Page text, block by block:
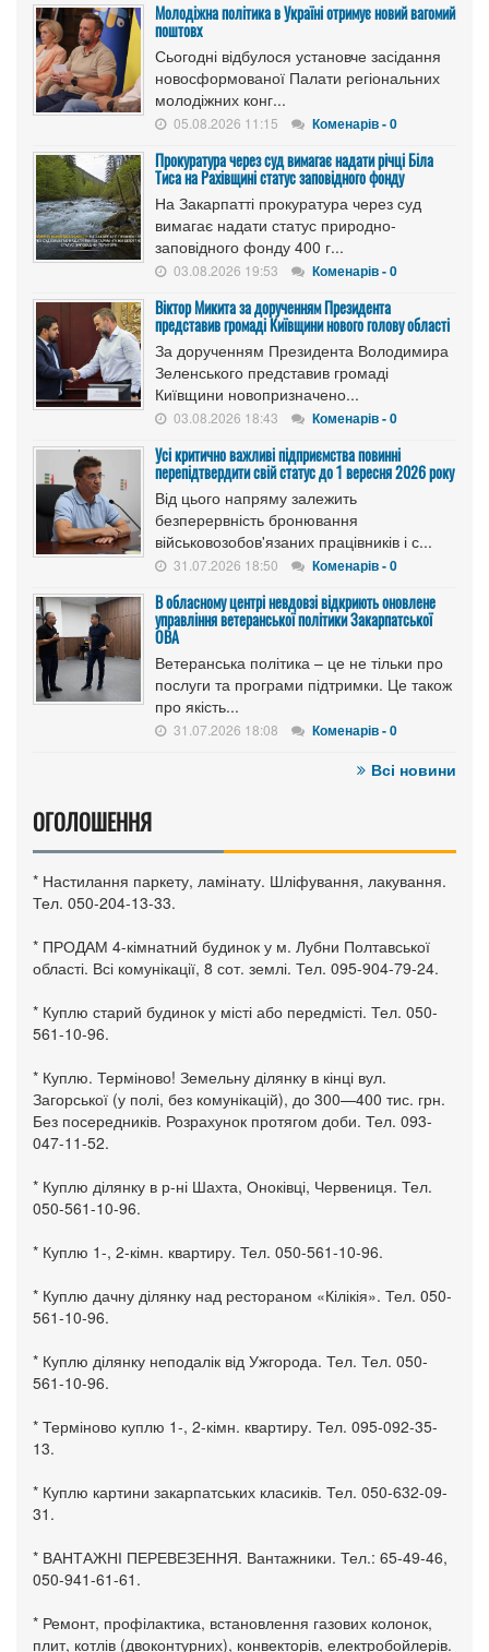
Молодіжна політика в Україні отримує новий вагомий
поштовх
Сьогодні відбулося установче засідання
новосформованої Палати регіональних
молодіжних конг...
05.08.2026 11:15 Коменарів - 0
Прокуратура через суд вимагає надати річці Біла
Тиса на Рахівщині статус заповідного фонду
На Закарпатті прокуратура через суд
вимагає надати статус природно-
заповідного фонду 400 г...
03.08.2026 19:53 Коменарів - 0
Віктор Микита за дорученням Президента
представив громаді Київщини нового голову області
За дорученням Президента Володимира
Зеленського представив громаді
Київщини новопризначено...
03.08.2026 18:43 Коменарів - 0
Усі критично важливі підприємства повинні
перепідтвердити свій статус до 1 вересня 2026 року
Від цього напряму залежить
безперервність бронювання
військовозобов'язаних працівників і с...
31.07.2026 18:50 Коменарів - 0
В обласному центрі невдовзі відкриють оновлене
управління ветеранської політики Закарпатської
ОВА
Ветеранська політика – це не тільки про
послуги та програми підтримки. Це також
про якість...
31.07.2026 18:08 Коменарів - 0
Всі новини
ОГОЛОШЕННЯ
* Настилання паркету, ламінату. Шліфування, лакування.
Тел. 050-204-13-33.
* ПРОДАМ 4-кімнатний будинок у м. Лубни Полтавської
області. Всі комунікації, 8 сот. землі. Тел. 095-904-79-24.
* Куплю старий будинок у місті або передмісті. Тел. 050-
561-10-96.
* Куплю. Терміново! Земельну ділянку в кінці вул.
Загорської (у полі, без комунікацій), до 300—400 тис. грн.
Без посередників. Розрахунок протягом доби. Тел. 093-
047-11-52.
* Куплю ділянку в р-ні Шахта, Оноківці, Червениця. Тел.
050-561-10-96.
* Куплю 1-, 2-кімн. квартиру. Тел. 050-561-10-96.
* Куплю дачну ділянку над рестораном «Кілікія». Тел. 050-
561-10-96.
* Куплю ділянку неподалік від Ужгорода. Тел. Тел. 050-
561-10-96.
* Терміново куплю 1-, 2-кімн. квартиру. Тел. 095-092-35-
13.
* Куплю картини закарпатських класиків. Тел. 050-632-09-
31.
* ВАНТАЖНІ ПЕРЕВЕЗЕННЯ. Вантажники. Тел.: 65-49-46,
050-941-61-61.
* Ремонт, профілактика, встановлення газових колонок,
плит, котлів (двоконтурних), конвекторів, електробойлерів.